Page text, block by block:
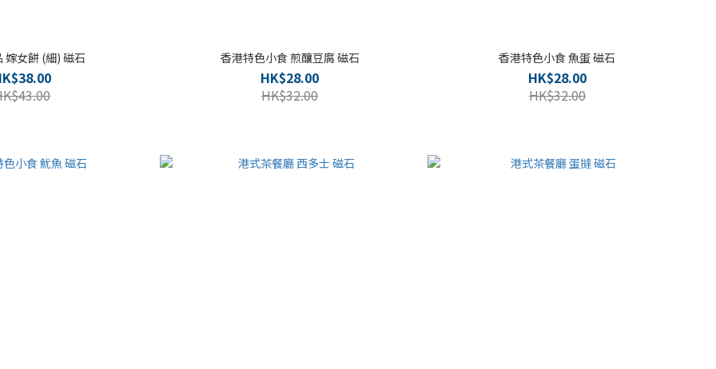
嫁女餅 (細) 磁石 香港特色小食 煎釀豆腐 磁石
HK$28.00
HK$32.00
香港特色小食 魚蛋 磁石
HK$28.00
HK$32.00